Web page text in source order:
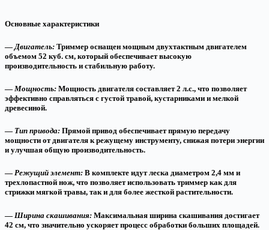
Основные характеристики
— Двигатель: Триммер оснащен мощным двухтактным двигателем
объемом 52 куб. см, который обеспечивает высокую
производительность и стабильную работу.
— Мощность: Мощность двигателя составляет 2 л.с., что позволяет
эффективно справляться с густой травой, кустарниками и мелкой
древесиной.
— Тип привода: Прямой привод обеспечивает прямую передачу
мощности от двигателя к режущему инструменту, снижая потери энергии
и улучшая общую производительность.
— Режущий элемент: В комплекте идут леска диаметром 2,4 мм и
трехлопастной нож, что позволяет использовать триммер как для
стрижки мягкой травы, так и для более жесткой растительности.
— Ширина скашивания: Максимальная ширина скашивания достигает
42 см, что значительно ускоряет процесс обработки больших площадей.